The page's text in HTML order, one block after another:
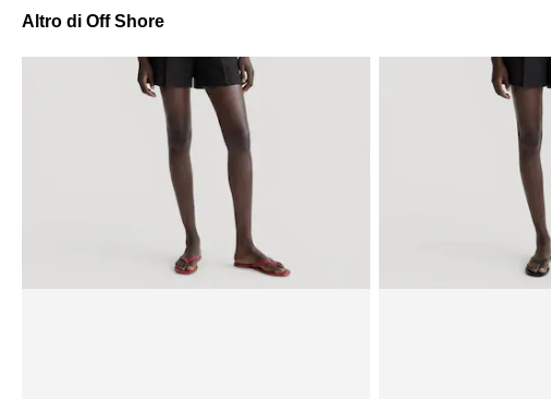
Altro di Off Shore